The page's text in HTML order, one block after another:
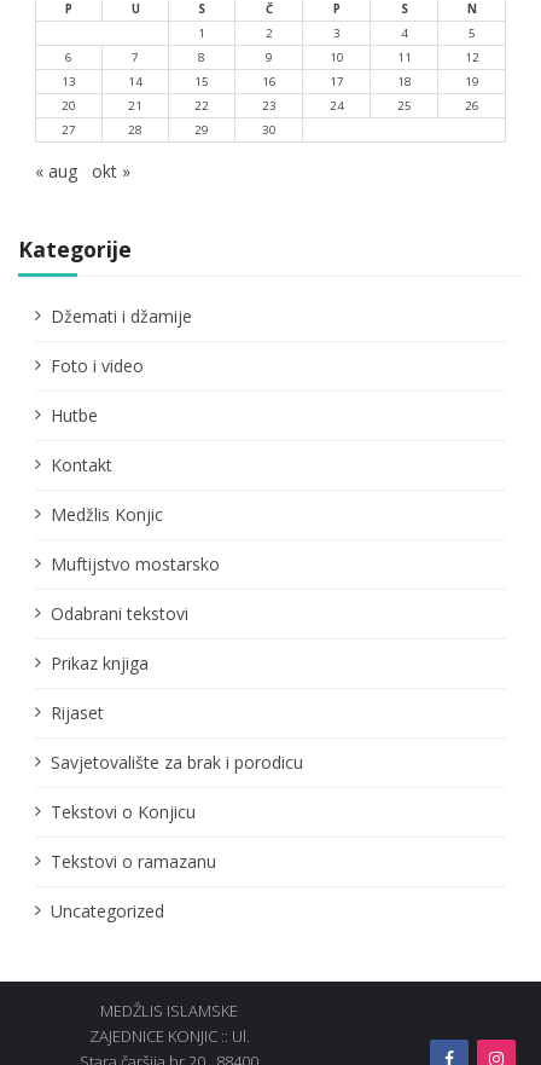
P U S Č P S
N
1
2 3 4
5
6
7 8 9 10 11
12
13
14 15 16 17 18
19
20
21 22 23 24 25
26
27
28 29 30
« aug okt »
Kategorije
Džemati i džamije
Foto i video
Hutbe
Kontakt
Medžlis Konjic
Muftijstvo mostarsko
Odabrani tekstovi
Prikaz knjiga
Rijaset
Savjetovalište za brak i porodicu
Tekstovi o Konjicu
Tekstovi o ramazanu
Uncategorized
MEDŽLIS ISLAMSKE
ZAJEDNICE KONJIC :: Ul.